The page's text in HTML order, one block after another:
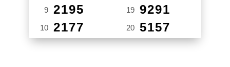
9 2195
10 2177
19 9291
20 5157